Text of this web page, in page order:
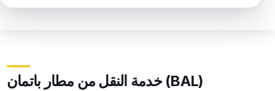
خدمة النقل من مطار باتمان (BAL)